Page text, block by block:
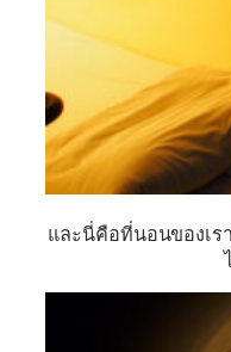
และนี่คือที่นอนของเ